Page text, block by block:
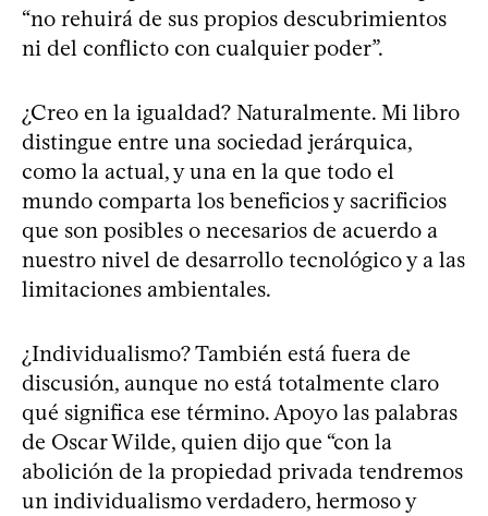
“no rehuirá de sus propios descubrimientos
ni del conflicto con cualquier poder”.
¿Creo en la igualdad? Naturalmente. Mi libro
distingue entre una sociedad jerárquica,
como la actual, y una en la que todo el
mundo comparta los beneficios y sacrificios
que son posibles o necesarios de acuerdo a
nuestro nivel de desarrollo tecnológico y a las
limitaciones ambientales.
¿Individualismo? También está fuera de
discusión, aunque no está totalmente claro
qué significa ese término. Apoyo las palabras
de Oscar Wilde, quien dijo que “con la
abolición de la propiedad privada tendremos
un individualismo verdadero, hermoso y